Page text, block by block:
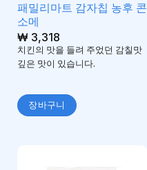
패밀리마트 감자칩 농후 콘
소메
₩3,318
치킨의 맛을 들려 주었던 감칠맛
깊은 맛이 있습니다.
장바구니